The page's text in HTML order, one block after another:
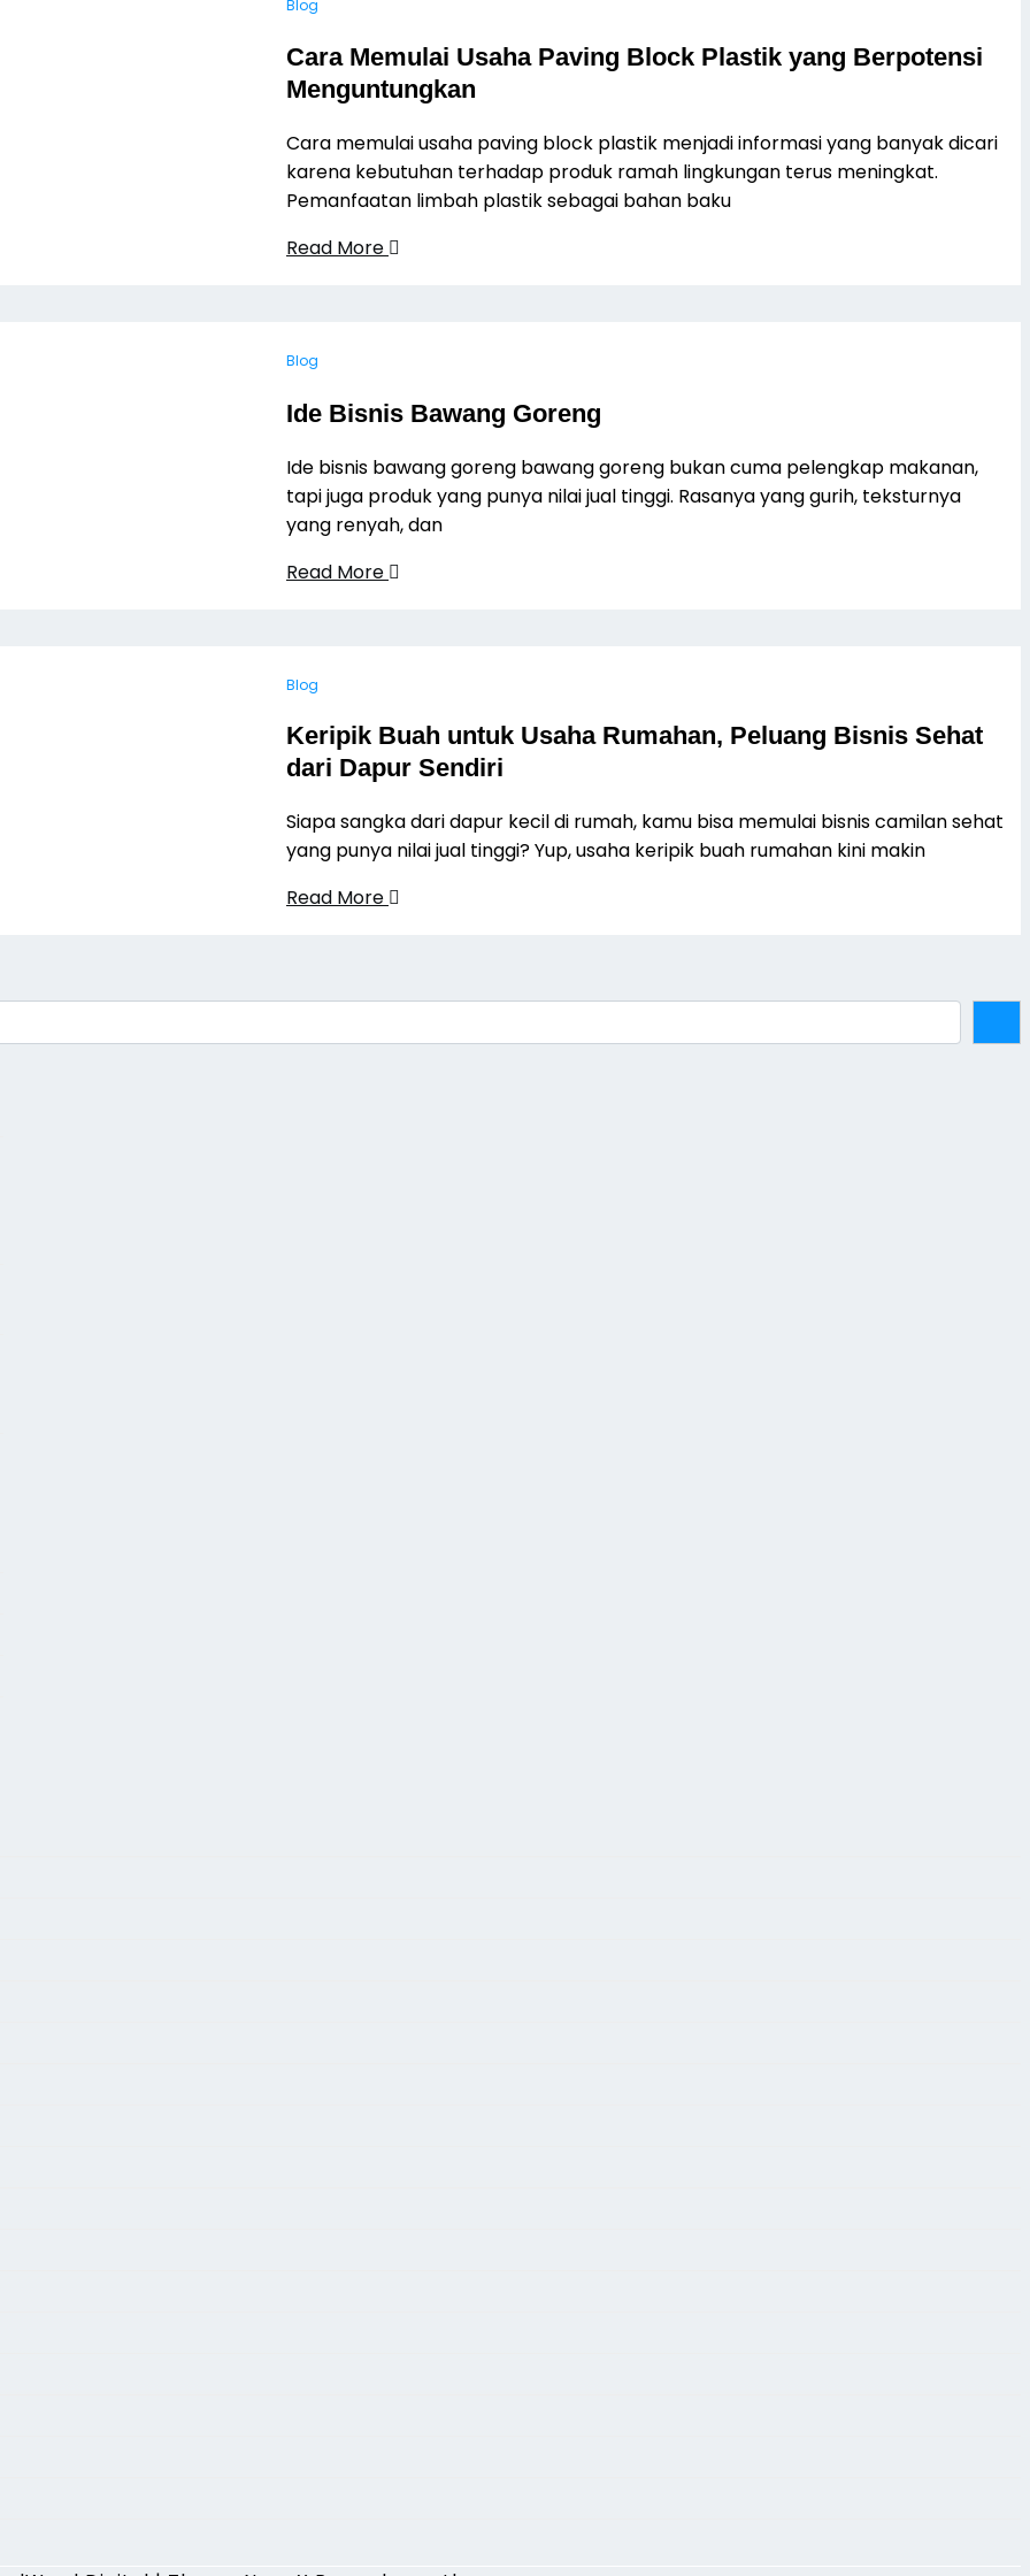
Blog
Cara Memulai Usaha Paving Block Plastik yang Berpotensi
Menguntungkan
Cara memulai usaha paving block plastik menjadi informasi yang banyak dicari
karena kebutuhan terhadap produk ramah lingkungan terus meningkat.
Pemanfaatan limbah plastik sebagai bahan baku
Read More
Blog
Ide Bisnis Bawang Goreng
Ide bisnis bawang goreng bawang goreng bukan cuma pelengkap makanan,
tapi juga produk yang punya nilai jual tinggi. Rasanya yang gurih, teksturnya
yang renyah, dan
Read More
Blog
Keripik Buah untuk Usaha Rumahan, Peluang Bisnis Sehat
dari Dapur Sendiri
Siapa sangka dari dapur kecil di rumah, kamu bisa memulai bisnis camilan sehat
yang punya nilai jual tinggi? Yup, usaha keripik buah rumahan kini makin
Read More